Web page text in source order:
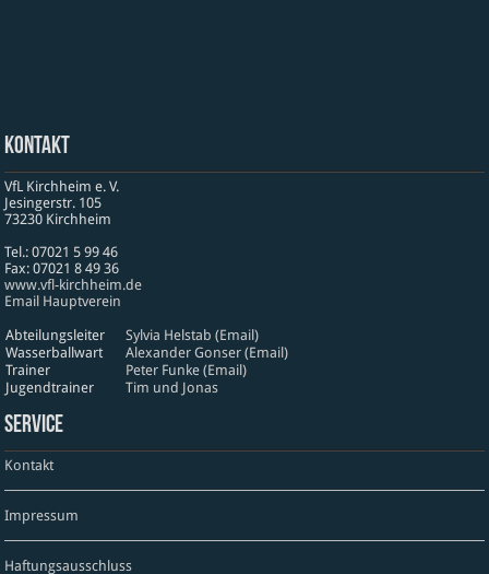
Kontakt
VfL Kirchheim e. V.
Jesinger­str. 105
73230 Kirch­heim
Tel.: 07021 5 99 46
Fax: 07021 8 49 36
www​.vfl​-kirch​heim​.de
Email Hauptverein
Abteilungsleiter
Sylvia Helstab (Email)
Wasserballwart
Alexander Gonser (Email)
Trainer
Peter Funke (Email)
Jugendtrainer
Tim und Jonas
Service
Kontakt
Impressum
Haftungsausschluss